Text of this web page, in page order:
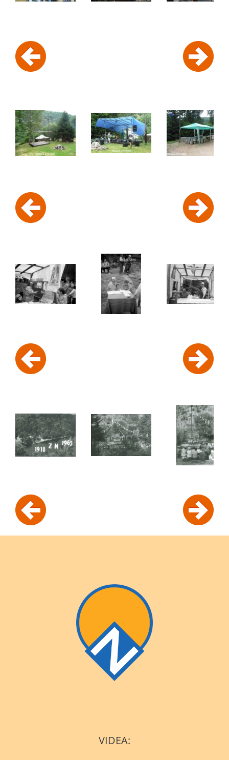
VIDEA: